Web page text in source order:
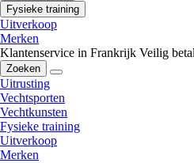
Fysieke training
Uitverkoop
Merken
Klantenservice in Frankrijk Veilig
Zoeken
Uitrusting
Vechtsporten
Vechtkunsten
Fysieke training
Uitverkoop
Merken